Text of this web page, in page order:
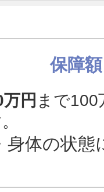
保障額
円 まで100
身体の状